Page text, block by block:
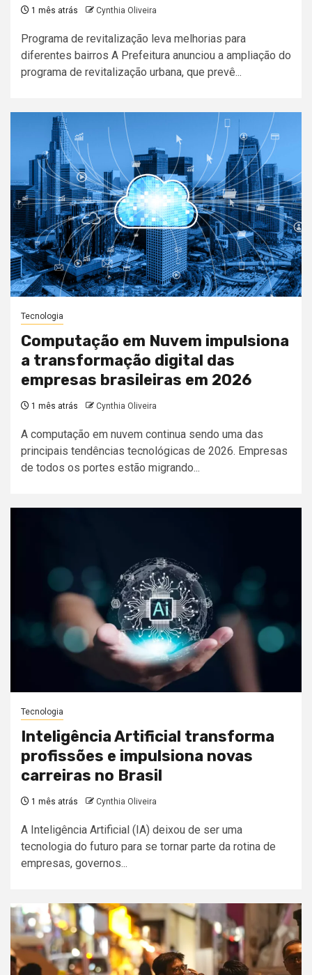
1 mês atrás Cynthia Oliveira
Programa de revitalização leva melhorias para
diferentes bairros A Prefeitura anunciou a ampliação do
programa de revitalização urbana, que prevê...
Tecnologia
Computação em Nuvem impulsiona
a transformação digital das
empresas brasileiras em 2026
1 mês atrás Cynthia Oliveira
A computação em nuvem continua sendo uma das
principais tendências tecnológicas de 2026. Empresas
de todos os portes estão migrando...
Tecnologia
Inteligência Artificial transforma
profissões e impulsiona novas
carreiras no Brasil
1 mês atrás Cynthia Oliveira
A Inteligência Artificial (IA) deixou de ser uma
tecnologia do futuro para se tornar parte da rotina de
empresas, governos...